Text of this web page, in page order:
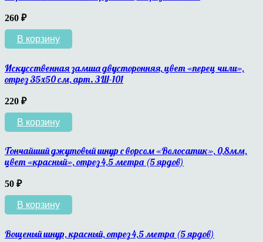
260 ₽
В корзину
Искусственная замша двусторонняя, цвет «перец чили»,
отрез 35х50 см, арт. ЗШ-101
220 ₽
В корзину
Тончайший джутовый шнур с ворсом «Волосатик», 0,8мм,
цвет «красный», отрез 4,5 метра (5 ярдов)
50 ₽
В корзину
Вощеный шнур, красный, отрез 4,5 метра (5 ярдов)